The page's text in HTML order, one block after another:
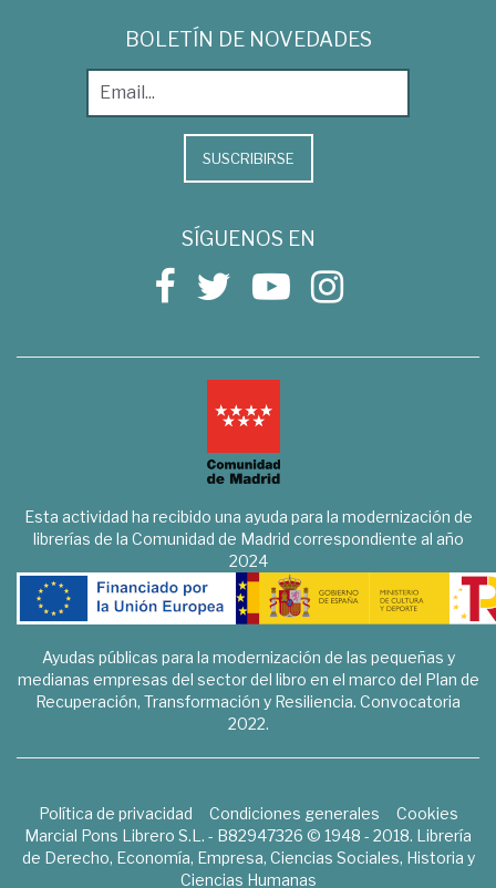
BOLETÍN DE NOVEDADES
SUSCRIBIRSE
SÍGUENOS EN
Esta actividad ha recibido una ayuda para la modernización de
librerías de la Comunidad de Madrid correspondiente al año
2024
Ayudas públicas para la modernización de las pequeñas y
medianas empresas del sector del libro en el marco del Plan de
Recuperación, Transformación y Resiliencia. Convocatoria
2022.
Política de privacidad Condiciones generales
Cookies
Marcial Pons Librero S.L. - B82947326 © 1948 - 2018. Librería
de Derecho, Economía, Empresa, Ciencias Sociales, Historia y
Ciencias Humanas